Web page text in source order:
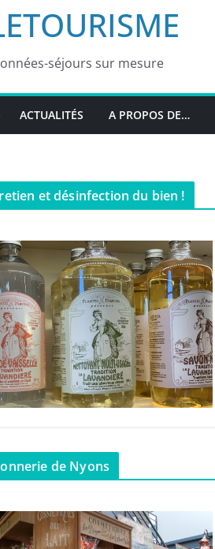
séjours sur mesure
ACTUALITÉS A PROPOS DE…
et désinfection du bien !
de Nyons